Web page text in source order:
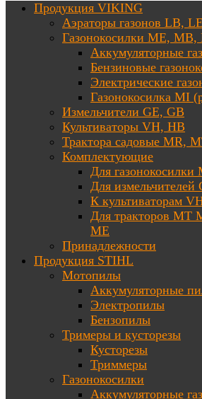
Продукция VIKING
Аэраторы газонов LB, LE
Газонокосилки ME,
Аккумуляторные
Бензиновые
Электрические
Газонокосилка MI
Измельчители GE, GB
Культиваторы VH, HB
Трактора садовые MR,
Комплектующие
Для газонокосилки
Для измельчителей
К культиваторам
Для тракторов МТ
ME
Принадлежности
Продукция STIHL
Мотопилы
Аккумуляторные
Электропилы
Бензопилы
Тримеры и кусторезы
Кусторезы
Триммеры
Газонокосилки
Аккумуляторные